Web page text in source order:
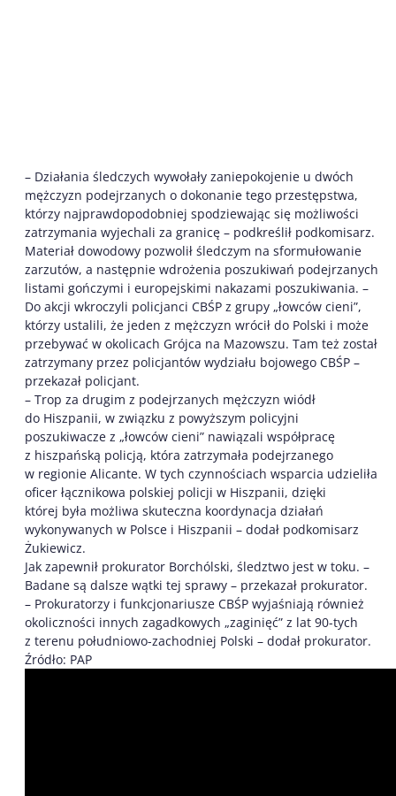
– Działania śledczych wywołały zaniepokojenie u dwóch
mężczyzn podejrzanych o dokonanie tego przestępstwa,
którzy najprawdopodobniej spodziewając się możliwości
zatrzymania wyjechali za granicę – podkreślił podkomisarz.
Materiał dowodowy pozwolił śledczym na sformułowanie
zarzutów, a następnie wdrożenia poszukiwań podejrzanych
listami gończymi i europejskimi nakazami poszukiwania. –
Do akcji wkroczyli policjanci CBŚP z grupy „łowców cieni”,
którzy ustalili, że jeden z mężczyzn wrócił do Polski i może
przebywać w okolicach Grójca na Mazowszu. Tam też został
zatrzymany przez policjantów wydziału bojowego CBŚP –
przekazał policjant.
– Trop za drugim z podejrzanych mężczyzn wiódł
do Hiszpanii, w związku z powyższym policyjni
poszukiwacze z „łowców cieni” nawiązali współpracę
z hiszpańską policją, która zatrzymała podejrzanego
w regionie Alicante. W tych czynnościach wsparcia udzieliła
oficer łącznikowa polskiej policji w Hiszpanii, dzięki
której była możliwa skuteczna koordynacja działań
wykonywanych w Polsce i Hiszpanii – dodał podkomisarz
Żukiewicz.
Jak zapewnił prokurator Borchólski, śledztwo jest w toku. –
Badane są dalsze wątki tej sprawy – przekazał prokurator.
– Prokuratorzy i funkcjonariusze CBŚP wyjaśniają również
okoliczności innych zagadkowych „zaginięć” z lat 90-tych
z terenu południowo-zachodniej Polski – dodał prokurator.
Źródło: PAP